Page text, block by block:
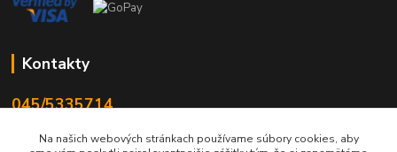
Kontakty
045/5335714
Na našich webových stránkach používame súbory cookies, aby